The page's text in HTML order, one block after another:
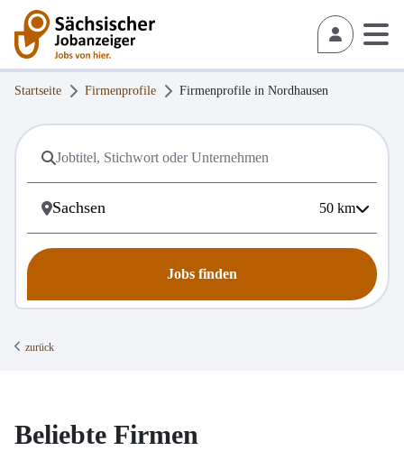
Startseite Firmenprofile Firmenprofile in Nordhausen
50 km
Jobs finden
zurück
Beliebte Firmen